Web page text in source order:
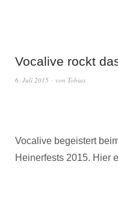
Vocalive rockt
6. Juli 2015 von Tobias
Vocalive begeistert
Heinerfests 2015. Hier